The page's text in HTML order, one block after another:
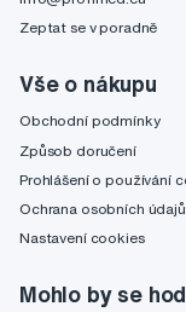
Zeptat se v poradně
Vše o nákupu
Obchodní podmínky
Způsob doručení
Prohlášení o používání
Ochrana osobních údajů
Nastavení cookies
Mohlo by se